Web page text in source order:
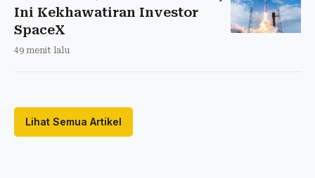
Ini Kekhawatiran Investor
SpaceX
49 menit lalu
Lihat Semua Artikel